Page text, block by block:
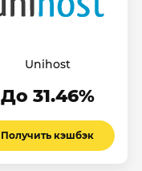
Unihost
До 31.46%
Получить кэшбэк